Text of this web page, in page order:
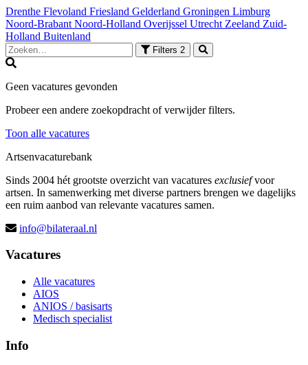
Drenthe Flevoland Friesland Gelderland Groningen Limburg
Noord-Brabant Noord-Holland Overijssel Utrecht Zeeland Zuid-
Holland Buitenland
Filters 2
Geen vacatures gevonden
Probeer een andere zoekopdracht of verwijder filters.
Toon alle vacatures
Artsenvacaturebank
Sinds 2004 hét grootste overzicht van vacatures exclusiefvoor
artsen. In samenwerking met diverse partners brengen we dagelijks
een ruim aanbod van relevante vacatures samen.
info@bilateraal.nl
Vacatures
Alle vacatures
AIOS
ANIOS / basisarts
Medisch specialist
Info